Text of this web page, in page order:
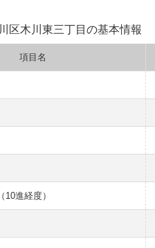
区木川東三丁目の基本情報
項目名
10進経度）